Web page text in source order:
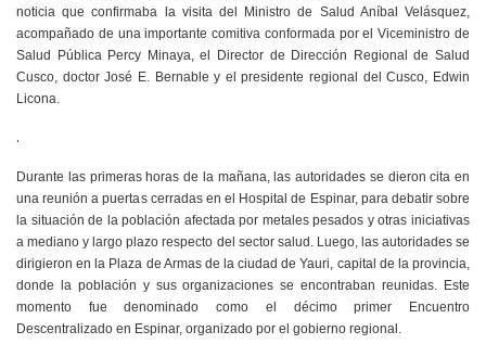
noticia que confirmaba la visita del Ministro de Salud Aníbal Velásquez,
acompañado de una importante comitiva conformada por el Viceministro de
Salud Pública Percy Minaya, el Director de Dirección Regional de Salud
Cusco, doctor José E. Bernable y el presidente regional del Cusco, Edwin
Licona.
.
Durante las primeras horas de la mañana, las autoridades se dieron cita en
una reunión a puertas cerradas en el Hospital de Espinar, para debatir sobre
la situación de la población afectada por metales pesados y otras iniciativas
a mediano y largo plazo respecto del sector salud. Luego, las autoridades se
dirigieron en la Plaza de Armas de la ciudad de Yauri, capital de la provincia,
donde la población y sus organizaciones se encontraban reunidas. Este
momento fue denominado como el décimo primer Encuentro
Descentralizado en Espinar, organizado por el gobierno regional.